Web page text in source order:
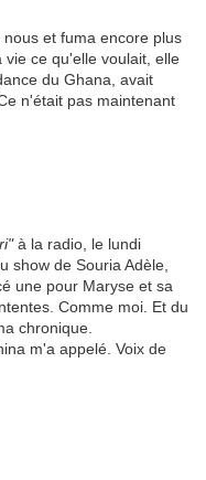
et fuma encore plus
ce qu'elle voulait, elle
du Ghana, avait
n'était pas maintenant
à la radio, le lundi
show de Souria Adèle,
une pour Maryse et sa
Comme moi. Et du
chronique.
m'a appelé. Voix de